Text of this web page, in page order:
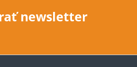
newsletter